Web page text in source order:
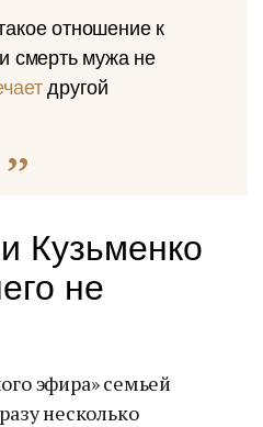
отношение к
смерть мужа не
другой
Кузьменко
не
эфира» семьей
несколько